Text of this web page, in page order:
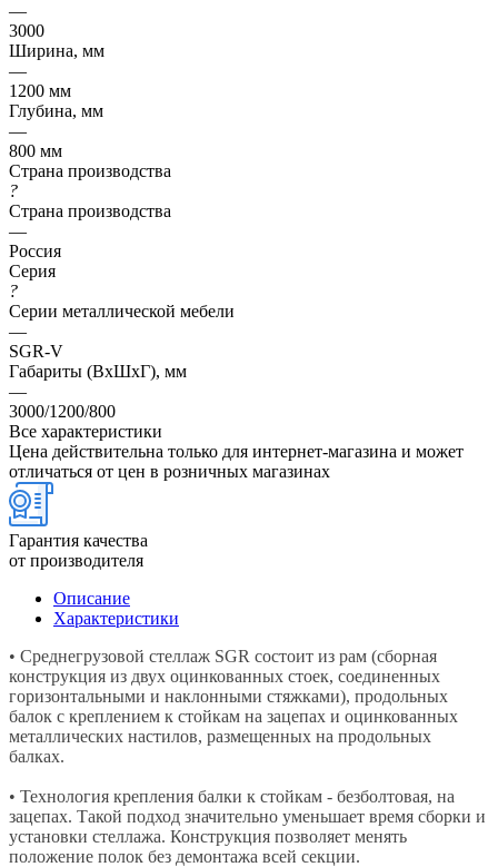
—
3000
Ширина, мм
—
1200 мм
Глубина, мм
—
800 мм
Страна производства
?
Страна производства
—
Россия
Серия
?
Серии металлической мебели
—
SGR-V
Габариты (ВхШхГ), мм
—
3000/1200/800
Все характеристики
Цена действительна только для интернет-магазина и может
отличаться от цен в розничных магазинах
Гарантия качества
от производителя
Описание
Характеристики
• Среднегрузовой стеллаж SGR состоит из рам (сборная
конструкция из двух оцинкованных стоек, соединенных
горизонтальными и наклонными стяжками), продольных
балок с креплением к стойкам на зацепах и оцинкованных
металлических настилов, размещенных на продольных
балках.
• Технология крепления балки к стойкам - безболтовая, на
зацепах. Такой подход значительно уменьшает время сборки и
установки стеллажа. Конструкция позволяет менять
положение полок без демонтажа всей секции.